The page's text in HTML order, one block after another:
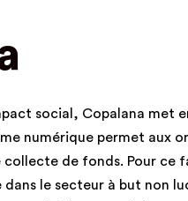
social, Copalana met
numérique permet aux
collecte de fonds. Pour
le secteur à but non